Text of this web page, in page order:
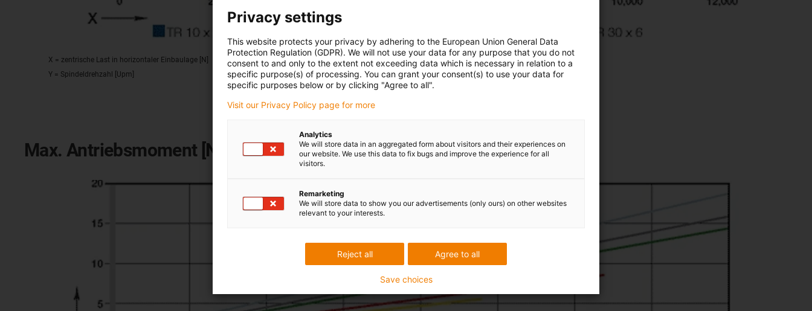
X = zentrische Last in horizontaler Einbaulage [N]
Y = Spindeldrehzahl [Upm]
Max. Antriebsmoment [Nm]
Privacy settings
This website protects your privacy by adhering to the European Union General Data
Protection Regulation (GDPR). We will not use your data for any purpose that you do not
consent to and only to the extent not exceeding data which is necessary in relation to a
specific purpose(s) of processing. You can grant your consent(s) to use your data for
specific purposes below or by clicking "Agree to all".
Visit our Privacy Policy page for more
Analytics
We will store data in an aggregated form about visitors and their experiences on
our website. We use this data to fix bugs and improve the experience for all
visitors.
Remarketing
We will store data to show you our advertisements (only ours) on other websites
relevant to your interests.
Agree to all
Reject all
Save choices